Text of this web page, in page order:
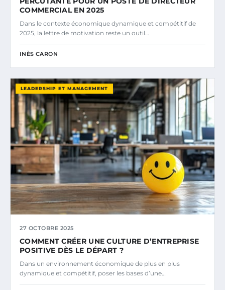
COMMERCIAL EN 2025
Dans le contexte économique dynamique et compétitif de
2025, la lettre de motivation reste un outil…
INÈS CARON
LEADERSHIP ET MANAGEMENT
27 OCTOBRE 2025
COMMENT CRÉER UNE CULTURE D’ENTREPRISE
POSITIVE DÈS LE DÉPART ?
Dans un environnement économique de plus en plus
dynamique et compétitif, poser les bases d’une…